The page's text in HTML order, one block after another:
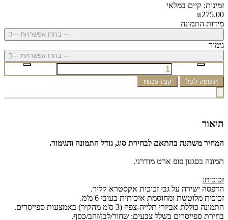
זמינות: קיים במלאי
₪275.00
מידות התמונה
--- בחרו אפשרויות ---
גימור
--- בחרו אפשרויות ---
הוספה לסל קנה עכשיו
תיאור
המחיר משתנה בהתאם לבחירת סוג, גודל התמונה והגימור.
תמונה בסגנון פופ ארט מודרני.
זכוכית:
הדפסה ישירה על גבי זכוכית אקסטרא קליר.
זכוכית מלוטשת ומחוסמת איכותית בעובי 6 מ'מ.
התמונה כוללת אביזרי תלייה-צפה (3 ס'מ מהקיר) באמצעות ספייסרים.
בחירת ספייסרים בשלל צבעים: שחור/לבן/זהב/כסף.